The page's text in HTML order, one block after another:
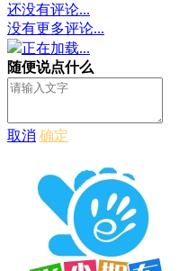
还没有评论...
没有更多评论...
正在加载...
随便说点什么
取消 确定